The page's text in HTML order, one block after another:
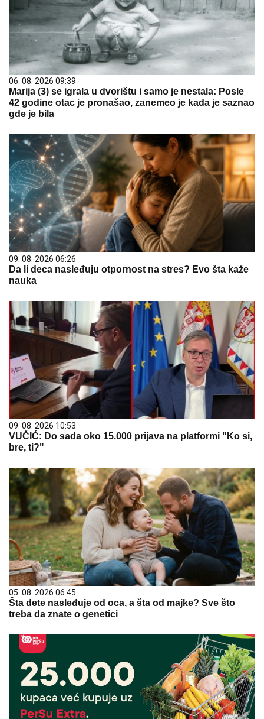
06. 08. 2026 09:39
Marija (3) se igrala u dvorištu i samo je nestala: Posle
42 godine otac je pronašao, zanemeo je kada je saznao
gde je bila
09. 08. 2026 06:26
Da li deca nasleđuju otpornost na stres? Evo šta kaže
nauka
09. 08. 2026 10:53
VUČIĆ: Do sada oko 15.000 prijava na platformi "Ko si,
bre, ti?"
05. 08. 2026 06:45
Šta dete nasleđuje od oca, a šta od majke? Sve što
treba da znate o genetici